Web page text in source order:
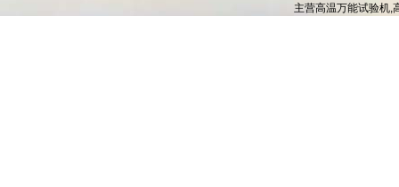
主营高温万能试验机,